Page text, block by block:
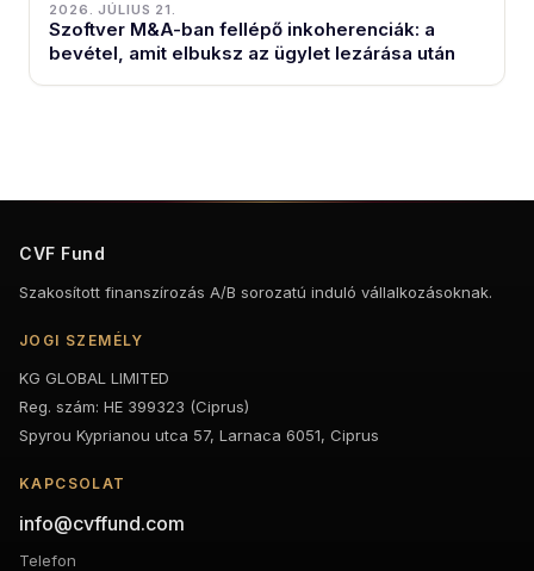
2026. JÚLIUS 21.
Szoftver M&A-ban fellépő inkoherenciák: a
bevétel, amit elbuksz az ügylet lezárása után
CVF Fund
Szakosított finanszírozás A/B sorozatú induló vállalkozásoknak.
JOGI SZEMÉLY
KG GLOBAL LIMITED
Reg. szám: HE 399323 (Ciprus)
Spyrou Kyprianou utca 57, Larnaca 6051, Ciprus
KAPCSOLAT
info@cvffund.com
Telefon